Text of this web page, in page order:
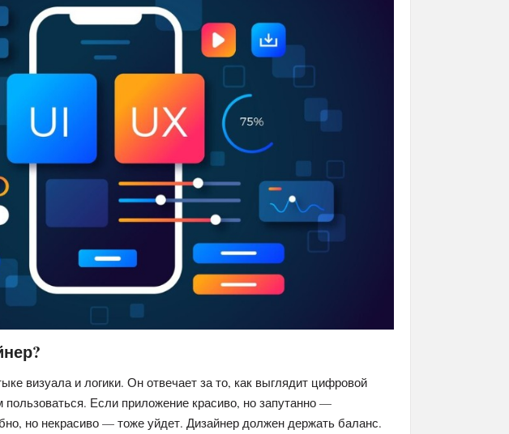
визуала и логики. Он отвечает за то, как выглядит цифровой
пользоваться. Если приложение красиво, но запутанно —
но некрасиво — тоже уйдет. Дизайнер должен держать баланс.